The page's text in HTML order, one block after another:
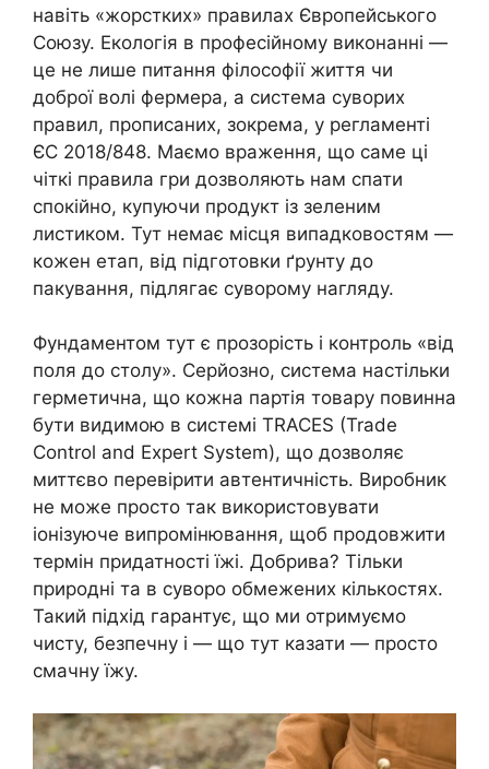
навіть «жорстких» правилах Європейського
Союзу. Екологія в професійному виконанні —
це не лише питання філософії життя чи
доброї волі фермера, а система суворих
правил, прописаних, зокрема, у регламенті
ЄС 2018/848. Маємо враження, що саме ці
чіткі правила гри дозволяють нам спати
спокійно, купуючи продукт із зеленим
листиком. Тут немає місця випадковостям —
кожен етап, від підготовки ґрунту до
пакування, підлягає суворому нагляду.
Фундаментом тут є прозорість і контроль «від
поля до столу». Серйозно, система настільки
герметична, що кожна партія товару повинна
бути видимою в системі TRACES (Trade
Control and Expert System), що дозволяє
миттєво перевірити автентичність. Виробник
не може просто так використовувати
іонізуюче випромінювання, щоб продовжити
термін придатності їжі. Добрива? Тільки
природні та в суворо обмежених кількостях.
Такий підхід гарантує, що ми отримуємо
чисту, безпечну і — що тут казати — просто
смачну їжу.